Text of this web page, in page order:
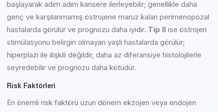
başlayarak adım adım kansere ilerleyebilir; genellikle daha
genç ve karşılanmamış östrojene maruz kalan perimenopozal
hastalarda görülür ve prognozu daha iyidir. Tip II ise östrojen
stimülasyonu belirgin olmayan yaşlı hastalarda görülür;
hiperplazi ile ilişkili değildir, daha az diferansiye histolojilerle
seyredebilir ve prognozu daha kötüdür.
Risk Faktörleri
En önemli risk faktörü uzun dönem ekzojen veya endojen